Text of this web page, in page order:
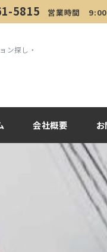
5815 営業時間 9:00
ン探し・
会社概要